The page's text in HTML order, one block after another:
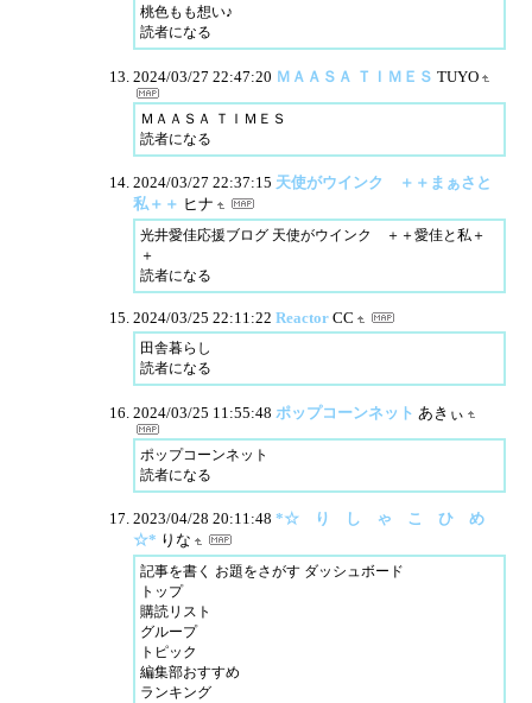
桃色もも想い♪
読者になる
2024/03/27 22:47:20 ＭＡＡＳＡ ＴＩＭＥＳ TUYO
ＭＡＡＳＡ ＴＩＭＥＳ
読者になる
2024/03/27 22:37:15 天使がウインク ＋＋まぁさと
私＋＋ ヒナ
光井愛佳応援ブログ 天使がウインク ＋＋愛佳と私＋
＋
読者になる
2024/03/25 22:11:22 Reactor CC
田舎暮らし
読者になる
2024/03/25 11:55:48 ポップコーンネット あきぃ
ポップコーンネット
読者になる
2023/04/28 20:11:48 *☆ り し ゃ こ ひ め
☆* りな
記事を書く お題をさがす ダッシュボード
トップ
購読リスト
グループ
トピック
編集部おすすめ
ランキング